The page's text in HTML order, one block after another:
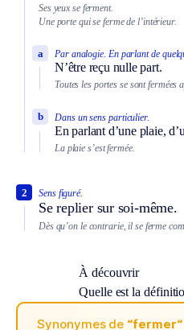
Ses yeux se ferment.
Une porte qui se ferme de l’intérieur.
Par analogie. En parlant de
N’être reçu nulle part.
a
Toutes les portes se sont fermées
Dans un sens particulier.
En parlant d’une plaie,
b
La plaie s’est fermée.
Sens figuré.
Se replier sur soi-même.
2
Dès qu’on le contrarie, il se ferme
À découvrir
Quelle est la
Synonymes de “fermer“